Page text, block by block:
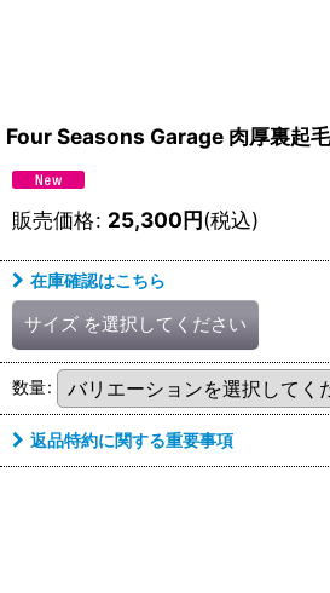
Four Seasons Garage 肉厚裏起
販売価格: 25,300円(税込)
在庫確認はこちら
サイズ を選択してください
数量:
返品特約に関する重要事項